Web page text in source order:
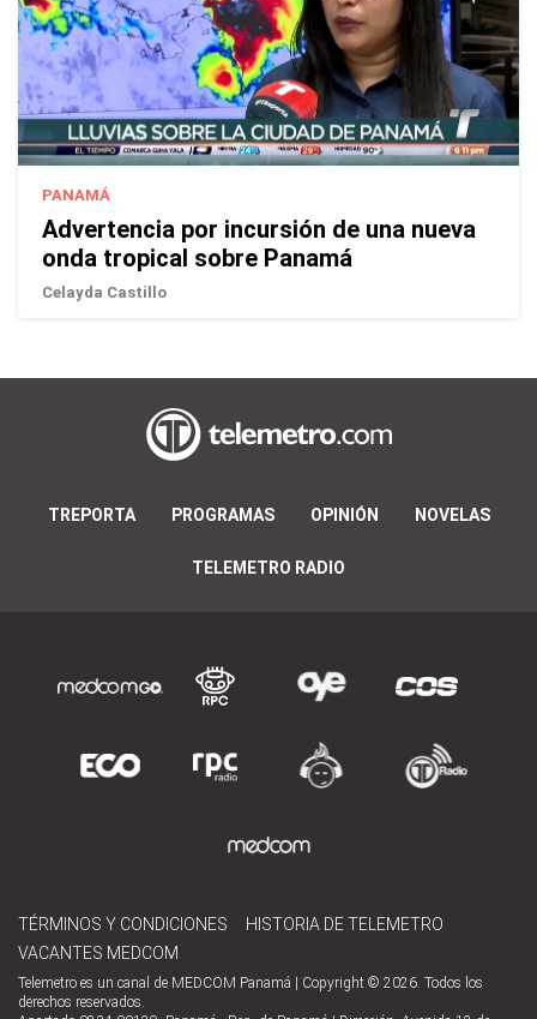
PANAMÁ
Advertencia por incursión de una nueva
onda tropical sobre Panamá
Celayda Castillo
TREPORTA PROGRAMAS OPINIÓN NOVELAS
TELEMETRO RADIO
TÉRMINOS Y CONDICIONES
HISTORIA DE TELEMETRO
VACANTES MEDCOM
Telemetro es un canal de MEDCOM Panamá | Copyright © 2026. Todos los
derechos reservados.